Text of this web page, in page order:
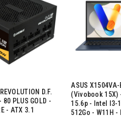
D.F.
80 PLUS GOLD -
- ATX 3.1
ASUS
(Vivobook 15X)
15.6p - Intel I3-
512Go - W11H -